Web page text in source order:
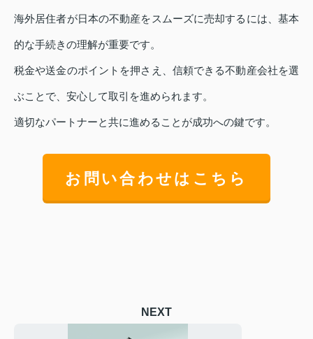
海外居住者が日本の不動産をスムーズに売却するには、基本
的な手続きの理解が重要です。
税金や送金のポイントを押さえ、信頼できる不動産会社を選
ぶことで、安心して取引を進められます。
適切なパートナーと共に進めることが成功への鍵です。
お問い合わせはこちら
NEXT